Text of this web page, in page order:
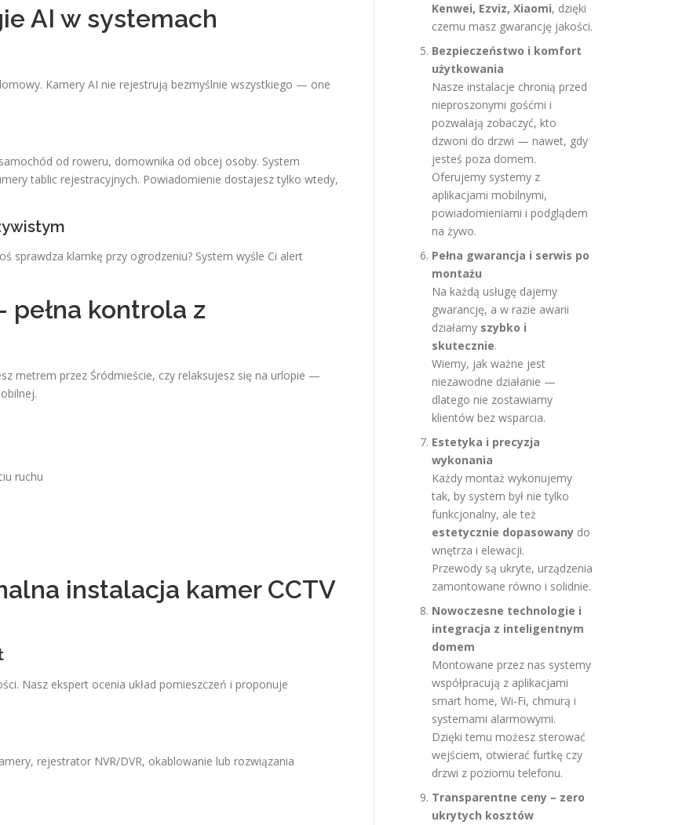
AI w systemach
Kamery AI nie rejestrują bezmyślnie wszystkiego — one
od roweru, domownika od obcej osoby. System
tablic rejestracyjnych. Powiadomienie dostajesz tylko wtedy,
sprawdza klamkę przy ogrodzeniu? System wyśle Ci alert
kontrola z
metrem przez Śródmieście, czy relaksujesz się na urlopie —
ruchu
instalacja kamer CCTV
Nasz ekspert ocenia układ pomieszczeń i proponuje
rejestrator NVR/DVR, okablowanie lub rozwiązania
Kenwei, Ezviz, Xiaomi, dzięki
czemu masz gwarancję jakości.
Bezpieczeństwo i komfort
użytkowania
Nasze instalacje chronią przed
nieproszonymi gośćmi i
pozwalają zobaczyć, kto
dzwoni do drzwi — nawet, gdy
jesteś poza domem.
Oferujemy systemy z
aplikacjami mobilnymi,
powiadomieniami i podglądem
na żywo.
Pełna gwarancja i serwis po
montażu
Na każdą usługę dajemy
gwarancję, a w razie awarii
działamy szybko i
skutecznie.
Wiemy, jak ważne jest
niezawodne działanie —
dlatego nie zostawiamy
klientów bez wsparcia.
Estetyka i precyzja
wykonania
Każdy montaż wykonujemy
tak, by system był nie tylko
funkcjonalny, ale też
estetycznie dopasowany do
wnętrza i elewacji.
Przewody są ukryte, urządzenia
zamontowane równo i solidnie.
Nowoczesne technologie i
integracja z inteligentnym
domem
Montowane przez nas systemy
współpracują z aplikacjami
smart home, Wi-Fi, chmurą i
systemami alarmowymi.
Dzięki temu możesz sterować
wejściem, otwierać furtkę czy
drzwi z poziomu telefonu.
Transparentne ceny – zero
ukrytych kosztów